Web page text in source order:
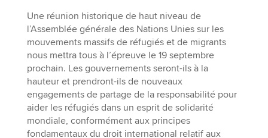
Une réunion historique de haut niveau de
l’Assemblée générale des Nations Unies sur les
mouvements massifs de réfugiés et de migrants
nous mettra tous à l’épreuve le 19 septembre
prochain. Les gouvernements seront-ils à la
hauteur et prendront-ils de nouveaux
engagements de partage de la responsabilité pour
aider les réfugiés dans un esprit de solidarité
mondiale, conformément aux principes
fondamentaux du droit international relatif aux